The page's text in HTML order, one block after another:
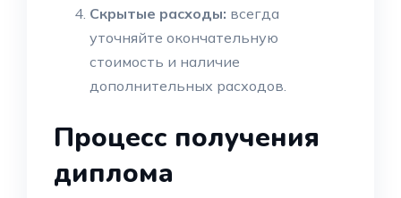
Скрытые расходы: всегда
уточняйте окончательную
стоимость и наличие
дополнительных расходов.
Процесс получения
диплома